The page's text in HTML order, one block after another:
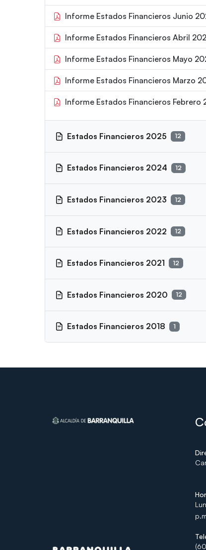
Informe Estados Financieros Junio
Informe Estados Financieros Abril
Informe Estados Financieros Mayo
Informe Estados Financieros Marzo
Informe Estados Financieros Febrero
Estados Financieros 2025 12
Estados Financieros 2024 12
Estados Financieros 2023 12
Estados Financieros 2022 12
Estados Financieros 2021 12
Estados Financieros 2020 12
Estados Financieros 2018 1
p.m